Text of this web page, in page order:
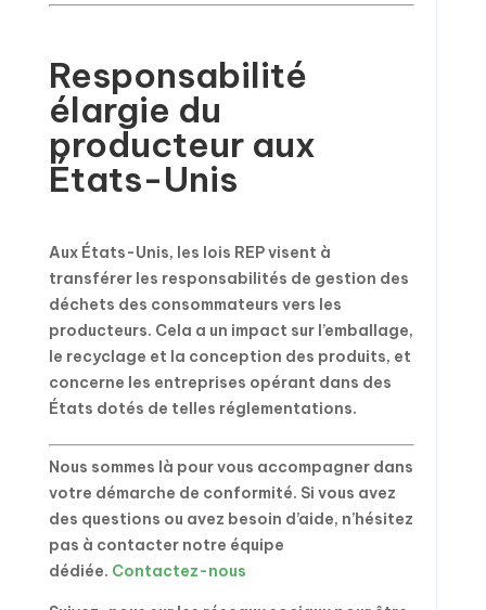
Responsabilité
élargie du
producteur aux
États-Unis
Aux États-Unis, les lois REP visent à
transférer les responsabilités de gestion des
déchets des consommateurs vers les
producteurs. Cela a un impact sur l’emballage,
le recyclage et la conception des produits, et
concerne les entreprises opérant dans des
États dotés de telles réglementations.
Nous sommes là pour vous accompagner dans
votre démarche de conformité. Si vous avez
des questions ou avez besoin d’aide, n’hésitez
pas à contacter notre équipe
dédiée. Contactez-nous